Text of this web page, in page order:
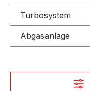
Turbosystem
Abgasanlage